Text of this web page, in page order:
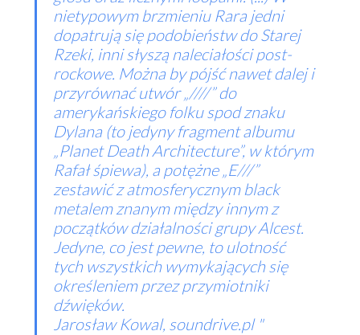
nietypowym brzmieniu Rara jedni
dopatrują się podobieństw do Starej
Rzeki, inni słyszą naleciałości post-
rockowe. Można by pójść nawet dalej i
przyrównać utwór „////” do
amerykańskiego folku spod znaku
Dylana (to jedyny fragment albumu
„Planet Death Architecture”, w którym
Rafał śpiewa), a potężne „E///”
zestawić z atmosferycznym black
metalem znanym między innym z
początków działalności grupy Alcest.
Jedyne, co jest pewne, to ulotność
tych wszystkich wymykających się
określeniem przez przymiotniki
dźwięków.
Jarosław Kowal, soundrive.pl